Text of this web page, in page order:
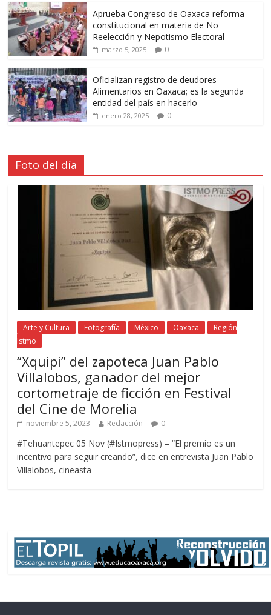
Aprueba Congreso de Oaxaca reforma
constitucional en materia de No
Reelección y Nepotismo Electoral
marzo 5, 2025 0
Oficializan registro de deudores
Alimentarios en Oaxaca; es la segunda
entidad del país en hacerlo
enero 28, 2025 0
Foto del día
Arte y Cultura Fotografía México Oaxaca
Región
Istmo
“Xquipi” del zapoteca Juan Pablo
Villalobos, ganador del mejor
cortometraje de ficción en Festival
del Cine de Morelia
noviembre 5, 2023 Redacción 0
#Tehuantepec 05 Nov (#Istmopress) – “El premio es un
incentivo para seguir creando”, dice en entrevista Juan Pablo
Villalobos, cineasta